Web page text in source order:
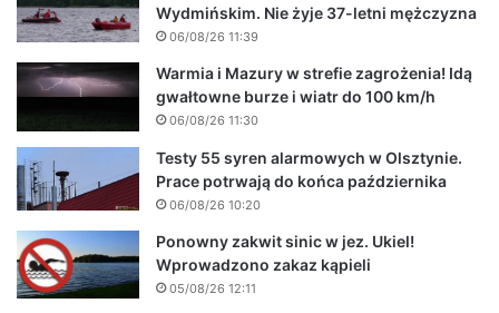
Wydmińskim. Nie żyje 37-letni mężczyzna
06/08/26 11:39
Warmia i Mazury w strefie zagrożenia! Idą
gwałtowne burze i wiatr do 100 km/h
06/08/26 11:30
Testy 55 syren alarmowych w Olsztynie.
Prace potrwają do końca października
06/08/26 10:20
Ponowny zakwit sinic w jez. Ukiel!
Wprowadzono zakaz kąpieli
05/08/26 12:11